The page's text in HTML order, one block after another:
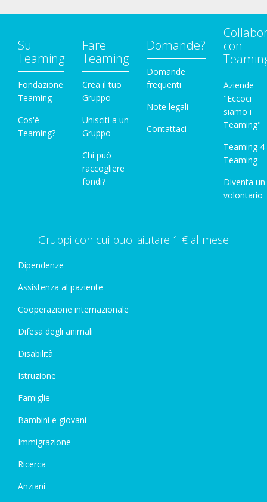
Su
Teaming
Fondazione
Teaming
Cos'è
Teaming?
Fare
Teaming
Crea il tuo
Gruppo
Unisciti a un
Gruppo
Chi può
raccogliere
fondi?
Domande?
Domande
frequenti
Note legali
Contattaci
con
Aziende
"Eccoci
siamo i
Teaming"
Teaming 4
Teaming
Diventa un
volontario
Gruppi con cui puoi aiutare 1 € al mese
Dipendenze
Assistenza al paziente
Cooperazione internazionale
Difesa degli animali
Disabilità
Istruzione
Famiglie
Bambini e giovani
Immigrazione
Ricerca
Anziani